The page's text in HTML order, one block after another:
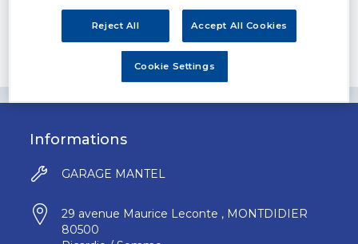
DES PNEUS FREIN ETAT NEUF AMORTISSEURS AV
AVEC KIT BUTEES NEUF ETC..PRET A LA
LIVRAISON TVA RECUPERABLE POUR ARTISANT.
VENDU AVEC CG A VOTRE NOM.
Informations
GARAGE MANTEL
29 avenue Maurice Leconte , MONTDIDIER
80500
Reject All Accept All Cookies
Cookie Settings